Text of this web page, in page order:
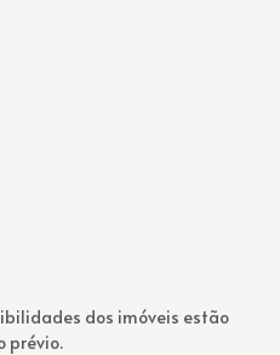
dos imóveis estão
prévio.